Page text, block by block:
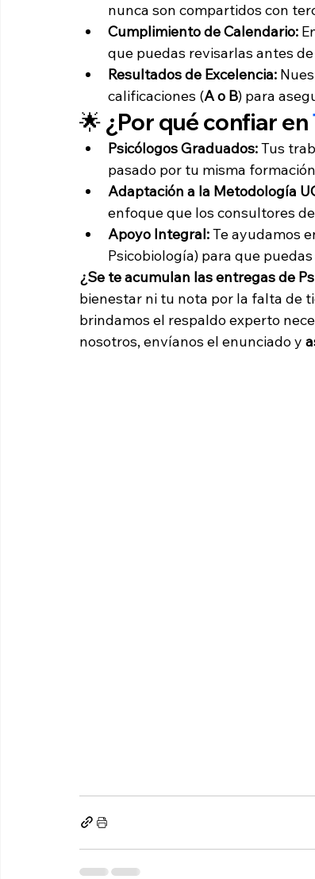
nunca son compartidos con
Cumplimiento de Calendario:
que puedas revisarlas antes
Resultados de Excelencia:
calificaciones (A o B) para
🌟 ¿Por qué confiar en
Psicólogos Graduados: Tus
pasado por tu misma
Adaptación a la Metodología
enfoque que los consultores
Apoyo Integral: Te ayudamos
Psicobiología) para que
¿Se te acumulan las entregas de
bienestar ni tu nota por la falta de
brindamos el respaldo experto
nosotros, envíanos el enunciado y